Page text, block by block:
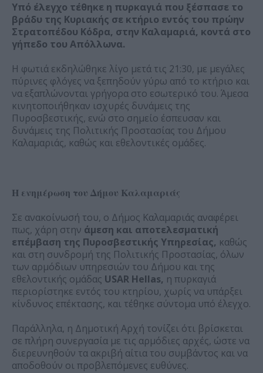
Υπό έλεγχο τέθηκε η πυρκαγιά που ξέσπασε το
βράδυ της Κυριακής σε κτήριο εντός του πρώην
Στρατοπέδου Κόδρα, στην Καλαμαριά, κοντά στο
γήπεδο του Απόλλωνα.
Η φωτιά εκδηλώθηκε λίγο μετά τις 21:30, με μεγάλες
πύρινες φλόγες να ξεπηδούν γύρω από το κτήριο και
να εξαπλώνονται γρήγορα στο εσωτερικό του. Άμεσα
κινητοποιήθηκαν ισχυρές δυνάμεις της
Πυροσβεστικής, ενώ στο σημείο έσπευσαν και
δυνάμεις της Πολιτικής Προστασίας του Δήμου
Καλαμαριάς, καθώς και εθελοντικές ομάδες.
Η ενημέρωση του Δήμου Καλαμαριάς
Σε ανακοίνωσή του, ο Δήμος Καλαμαριάς αναφέρει
πως, χάρη στην άμεση και αποτελεσματική
επέμβαση της Πυροσβεστικής Υπηρεσίας, καθώς
και στη συνδρομή της Πολιτικής Προστασίας, όλων
των αρμόδιων υπηρεσιών του Δήμου και της
εθελοντικής ομάδας USAR Hellas, η πυρκαγιά
περιορίστηκε εντός του κτηρίου, χωρίς να υπάρξει
κίνδυνος επέκτασης, και τέθηκε σύντομα υπό έλεγχο.
Παράλληλα, η Δημοτική Αρχή τονίζει ότι βρίσκεται
σε πλήρη συνεργασία με τις αρμόδιες αρχές, ώστε να
διερευνηθούν τα ακριβή αίτια του συμβάντος και να
αποδοθούν οι προβλεπόμενες ευθύνες.